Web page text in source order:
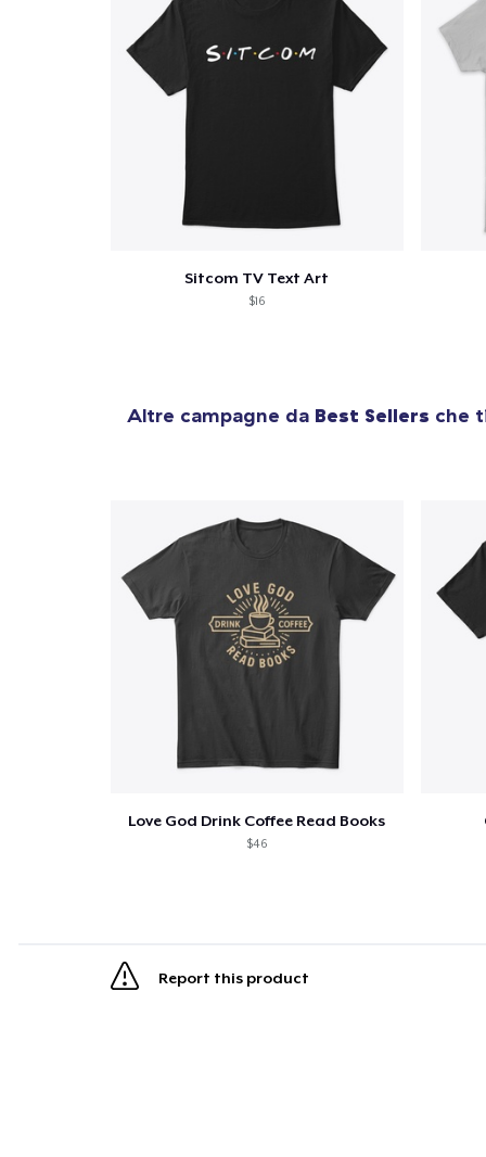
Sitcom TV Text Art
$16
Altre campagne da Best Sellers che
Love God Drink Coffee Read Books
$46
Report this product